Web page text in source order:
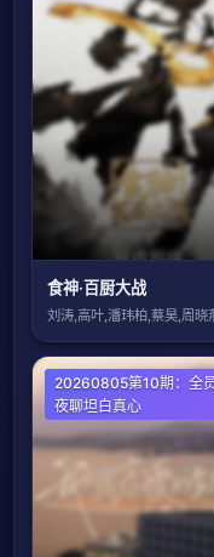
食神·百厨大战
刘涛,高叶,潘玮柏,蔡昊,周晓
大陆综艺
20260805第10期：全
夜聊坦白真心